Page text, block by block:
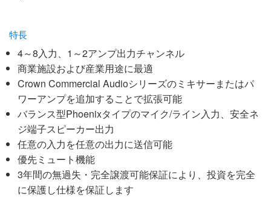
特長
4～8入力、1～2アンプ出力チャンネル
商業施設および産業用途に最適
Crown Commercial Audioシリーズのミキサーまたはパ
ワーアンプを追加することで拡張可能
バランス型Phoenixタイプのマイク/ライン入力、安全ネ
ジ端子スピーカー出力
任意の入力を任意の出力に送信可能
優先ミュート機能
3年間の無過失・完全譲渡可能保証により、投資を完全
に保護し仕様を保証します